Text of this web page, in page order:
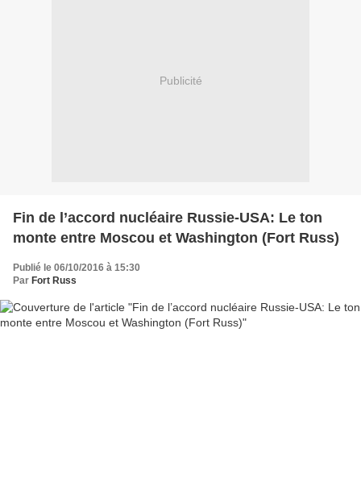
Publicité
Fin de l’accord nucléaire Russie-USA: Le ton
monte entre Moscou et Washington (Fort Russ)
Publié le 06/10/2016 à 15:30
Par Fort Russ